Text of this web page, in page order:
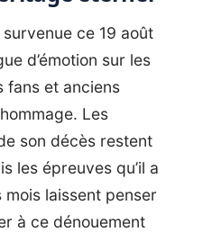
ce 19 août
d’émotion sur les
fans et anciens
Les
son décès restent
les épreuves qu’il a
laissent penser
à ce dénouement